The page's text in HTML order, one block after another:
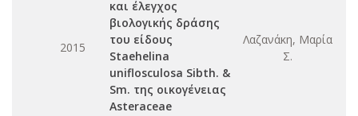
2015
και έλεγχος
βιολογικής δράσης
του είδους
Staehelina
uniflosculosa Sibth. &
Sm. της οικογένειας
Asteraceae
Λαζανάκη, Μαρία
Σ.